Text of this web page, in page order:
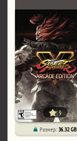
9
Размер:36.32 GB